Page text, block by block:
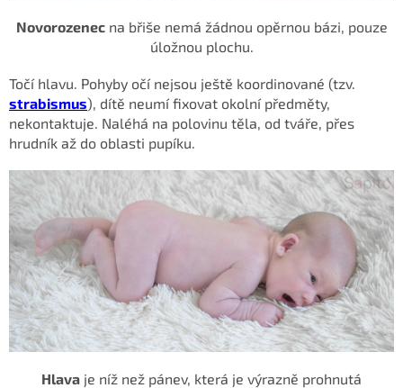
Novorozenecna břiše nemá žádnou opěrnou bázi, pouze
úložnou plochu.
Točí hlavu. Pohyby očí nejsou ještě koordinované (tzv.
strabismus), dítě neumí fixovat okolní předměty,
nekontaktuje. Naléhá na polovinu těla, od tváře, přes
hrudník až do oblasti pupíku.
Hlava je níž než pánev, která je výrazně prohnutá